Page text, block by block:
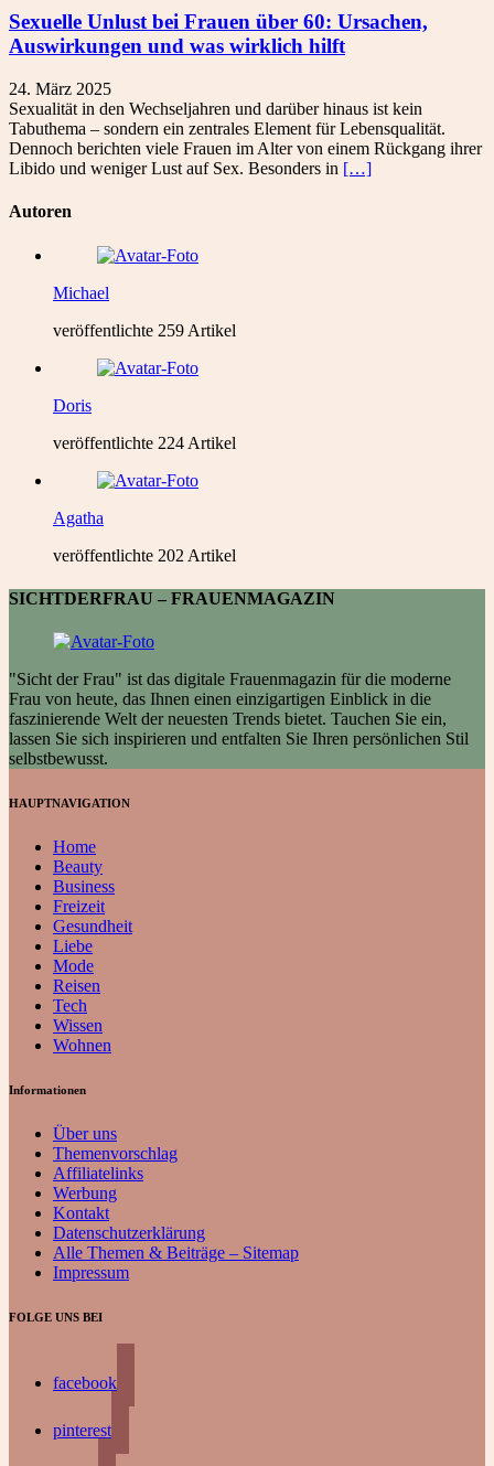
Sexuelle Unlust bei Frauen über 60: Ursachen,
Auswirkungen und was wirklich hilft
24. März 2025
Sexualität in den Wechseljahren und darüber hinaus ist kein
Tabuthema – sondern ein zentrales Element für Lebensqualität.
Dennoch berichten viele Frauen im Alter von einem Rückgang ihrer
Libido und weniger Lust auf Sex. Besonders in […]
Autoren
Michael
veröffentlichte 259 Artikel
Doris
veröffentlichte 224 Artikel
Agatha
veröffentlichte 202 Artikel
SICHTDERFRAU – FRAUENMAGAZIN
"Sicht der Frau" ist das digitale Frauenmagazin für die moderne
Frau von heute, das Ihnen einen einzigartigen Einblick in die
faszinierende Welt der neuesten Trends bietet. Tauchen Sie ein,
lassen Sie sich inspirieren und entfalten Sie Ihren persönlichen Stil
selbstbewusst.
HAUPTNAVIGATION
Home
Beauty
Business
Freizeit
Gesundheit
Liebe
Mode
Reisen
Tech
Wissen
Wohnen
Informationen
Über uns
Themenvorschlag
Affiliatelinks
Werbung
Kontakt
Datenschutzerklärung
Alle Themen & Beiträge – Sitemap
Impressum
FOLGE UNS BEI
facebook
pinterest